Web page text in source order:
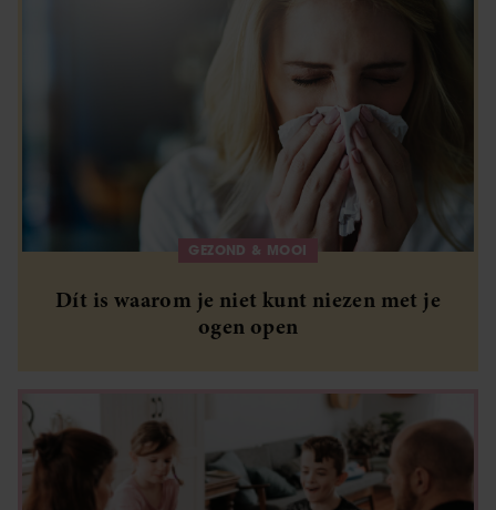
GEZOND & MOOI
Dít is waarom je niet kunt niezen met je
ogen open